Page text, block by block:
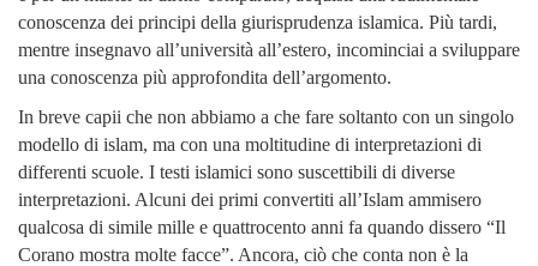
conoscenza dei principi della giurisprudenza islamica. Più tardi,
mentre insegnavo all’università all’estero, incominciai a sviluppare
una conoscenza più approfondita dell’argomento.
In breve capii che non abbiamo a che fare soltanto con un singolo
modello di islam, ma con una moltitudine di interpretazioni di
differenti scuole. I testi islamici sono suscettibili di diverse
interpretazioni. Alcuni dei primi convertiti all’Islam ammisero
qualcosa di simile mille e quattrocento anni fa quando dissero “Il
Corano mostra molte facce”. Ancora, ciò che conta non è la